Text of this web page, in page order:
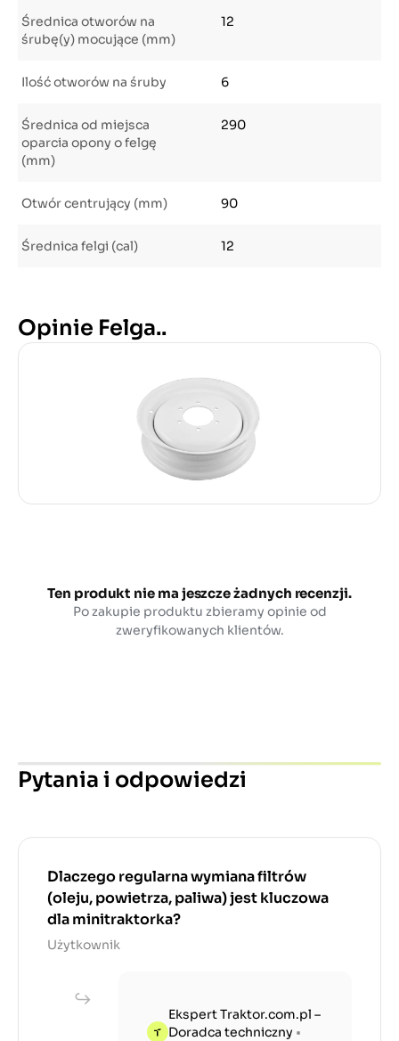
Średnica otworów na
śrubę(y) mocujące (mm)
12
Ilość otworów na śruby 6
Średnica od miejsca
oparcia opony o felgę
(mm)
290
Otwór centrujący (mm) 90
Średnica felgi (cal) 12
Opinie Felga..
Ten produkt nie ma jeszcze żadnych recenzji.
Po zakupie produktu zbieramy opinie od
zweryfikowanych klientów.
Pytania i odpowiedzi
Dlaczego regularna wymiana filtrów
(oleju, powietrza, paliwa) jest kluczowa
dla minitraktorka?
Użytkownik
Ekspert Traktor.com.pl –
Doradca techniczny •